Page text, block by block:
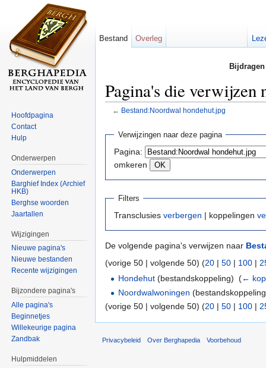
Pagina's die verwijzen
← Bestand:Noordwal hondehut.jpg
Verwijzingen naar deze pagina
Pagina:
omkeren
Filters
Transclusies verbergen | koppelingen
De volgende pagina's verwijzen naar
(vorige 50 | volgende 50) (20 | 50 | 100 |
Hondehut (bestandskoppeling) ‎(←
Noordwalwoningen
(vorige 50 | volgende 50) (20 | 50 | 100 |
Bestand Overleg
Hoofdpagina
Contact
Hulp
Onderwerpen
Onderwerpen
Barghief Index (Archief
HKB)
Berghse woorden
Jaartallen
Wijzigingen
Nieuwe pagina's
Nieuwe bestanden
Recente wijzigingen
Bijzondere pagina's
Alle pagina's
Beginnetjes
Willekeurige pagina
Zandbak
Hulpmiddelen
Privacybeleid Over Berghapedia Voorbehoud